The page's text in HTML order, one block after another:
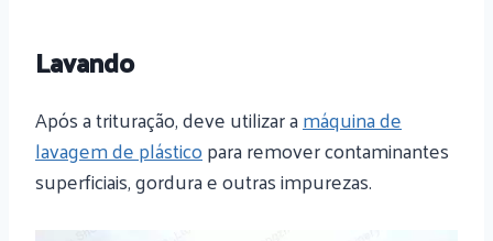
Lavando
Após a trituração, deve utilizar amáquina de
lavagem de plásticopara remover contaminantes
superficiais, gordura e outras impurezas.